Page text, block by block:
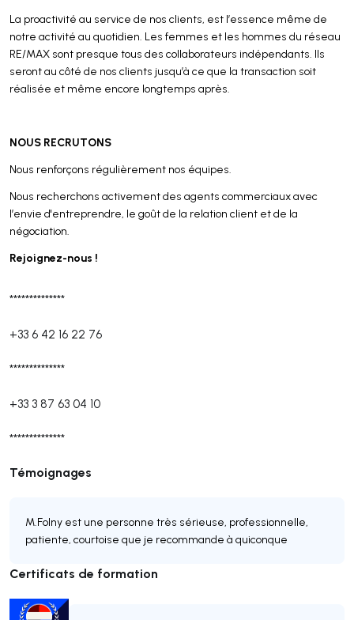
La proactivité au service de nos clients, est l’essence même de
notre activité au quotidien. Les femmes et les hommes du réseau
RE/MAX sont presque tous des collaborateurs indépendants. Ils
seront au côté de nos clients jusqu’à ce que la transaction soit
réalisée et même encore longtemps après.
NOUS RECRUTONS
Nous renforçons régulièrement nos équipes.
Nous recherchons activement des agents commerciaux avec
l’envie d'entreprendre, le goût de la relation client et de la
négociation.
Rejoignez-nous !
**************
+33 6 42 16 22 76
**************
+33 3 87 63 04 10
**************
Témoignages
M.Folny est une personne très sérieuse, professionnelle,
patiente, courtoise que je recommande à quiconque
Certificats de formation